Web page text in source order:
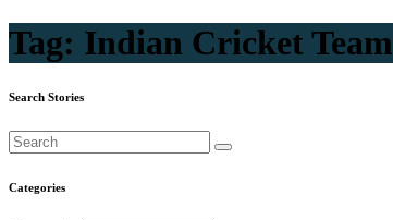
Tag: Indian Cricket Team
Search Stories
Categories